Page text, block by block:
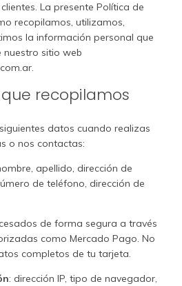
La presente Política de
recopilamos, utilizamos,
la información personal que
nuestro sitio web
.
recopilamos
datos cuando realizas
o nos contactas:
apellido, dirección de
de teléfono, dirección de
de forma segura a través
como Mercado Pago. No
completos de tu tarjeta.
: dirección IP, tipo de navegador,